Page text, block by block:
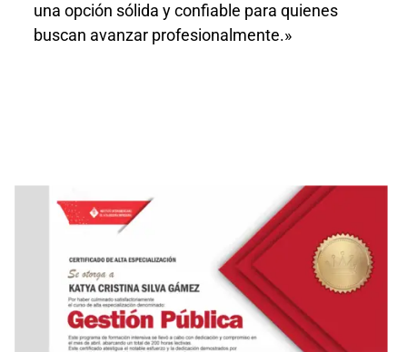
una opción sólida y confiable para quienes
buscan avanzar profesionalmente.»